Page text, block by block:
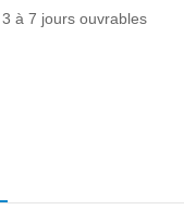
à 7 jours ouvrables